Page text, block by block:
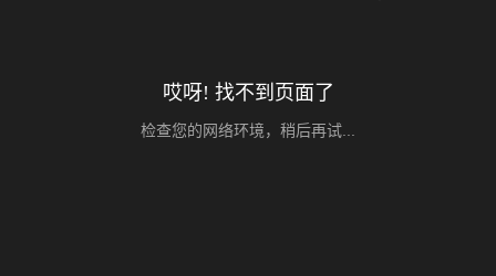
哎呀! 找不到页面了
检查您的网络环境，稍后再试...